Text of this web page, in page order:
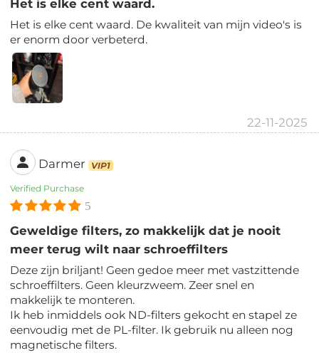
Het is elke cent waard.
Het is elke cent waard. De kwaliteit van mijn video's is
er enorm door verbeterd.
22-11-2025
Darmer VIP1
Verified Purchase
5
Geweldige filters, zo makkelijk dat je nooit
meer terug wilt naar schroeffilters
Deze zijn briljant! Geen gedoe meer met vastzittende
schroeffilters. Geen kleurzweem. Zeer snel en
makkelijk te monteren.
Ik heb inmiddels ook ND-filters gekocht en stapel ze
eenvoudig met de PL-filter. Ik gebruik nu alleen nog
magnetische filters.